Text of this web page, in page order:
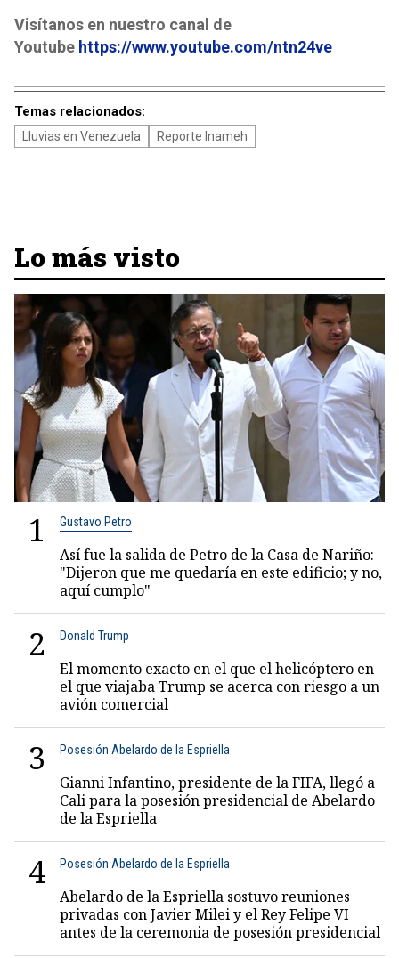
Visítanos en nuestro canal de
Youtube https://www.youtube.com/ntn24ve
Temas relacionados:
Lluvias en Venezuela Reporte Inameh
Lo más visto
1 Gustavo Petro
Así fue la salida de Petro de la Casa de Nariño:
"Dijeron que me quedaría en este edificio; y no,
aquí cumplo"
2 Donald Trump
El momento exacto en el que el helicóptero en
el que viajaba Trump se acerca con riesgo a un
avión comercial
3 Posesión Abelardo de la Espriella
Gianni Infantino, presidente de la FIFA, llegó a
Cali para la posesión presidencial de Abelardo
de la Espriella
4 Posesión Abelardo de la Espriella
Abelardo de la Espriella sostuvo reuniones
privadas con Javier Milei y el Rey Felipe VI
antes de la ceremonia de posesión presidencial